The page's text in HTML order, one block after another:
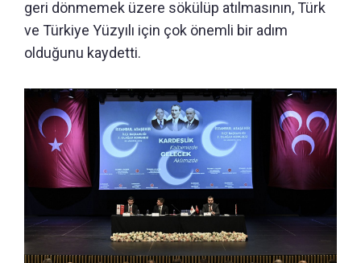
geri dönmemek üzere sökülüp atılmasının, Türk
ve Türkiye Yüzyılı için çok önemli bir adım
olduğunu kaydetti.